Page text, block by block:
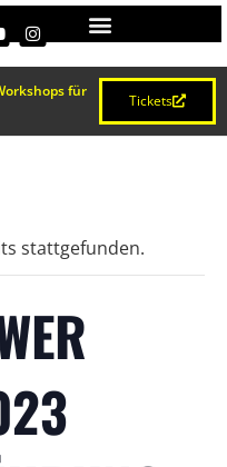
für
Tickets
stattgefunden.